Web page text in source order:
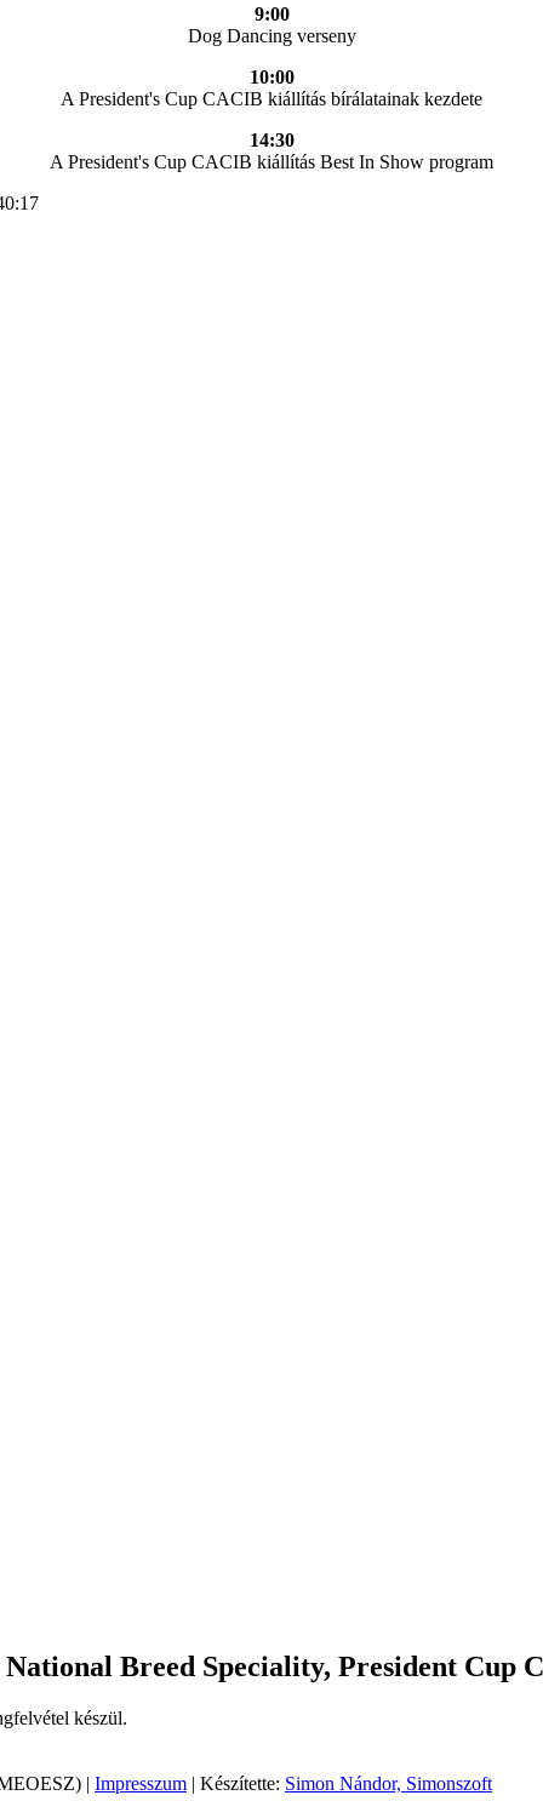
9:00
Dog Dancing verseny
10:00
A President's Cup CACIB kiállítás bírálatainak kezdete
14:30
A President's Cup CACIB kiállítás Best In Show program
Breed Speciality, President Cup
készül.
| Impresszum | Készítette: Simon Nándor, Simonszoft